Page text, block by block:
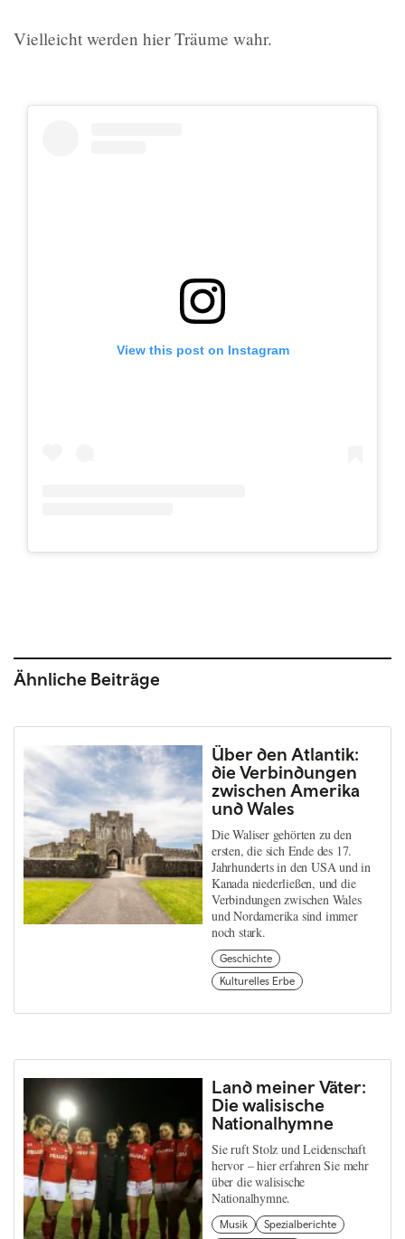
Vielleicht werden hier Träume wahr.
View this post on Instagram
Ähnliche Beiträge
Über den Atlantik:
die Verbindungen
zwischen Amerika
und Wales
Die Waliser gehörten zu den
ersten, die sich Ende des 17.
Jahrhunderts in den USA und in
Kanada niederließen, und die
Verbindungen zwischen Wales
und Nordamerika sind immer
noch stark.
Geschichte
Kulturelles Erbe
Land meiner Väter:
Die walisische
Nationalhymne
Sie ruft Stolz und Leidenschaft
hervor – hier erfahren Sie mehr
über die walisische
Nationalhymne.
Musik
Spezialberichte